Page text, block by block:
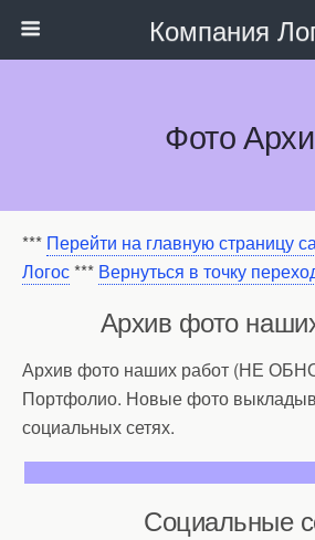
Компания
Фото
*** Перейти на главную страницу
Логос *** Вернуться в точку
Архив фото
Архив фото наших работ (НЕ
Портфолио. Новые фото
социальных сетях.
Социальные